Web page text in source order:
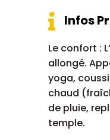
 Infos
Le confort :
allongé.
yoga,
chaud
de pluie,
temple.